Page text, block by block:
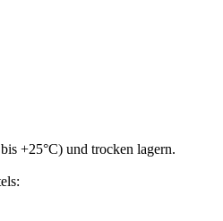
+25°C) und trocken lagern.